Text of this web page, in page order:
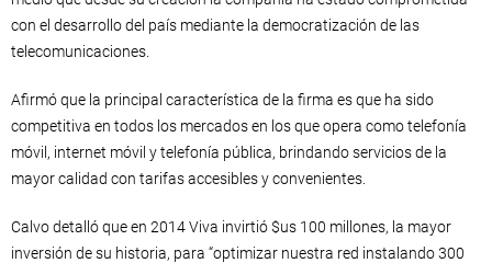
con el desarrollo del país mediante la democratización de las
telecomunicaciones.
Afirmó que la principal característica de la firma es que ha sido
competitiva en todos los mercados en los que opera como telefonía
móvil, internet móvil y telefonía pública, brindando servicios de la
mayor calidad con tarifas accesibles y convenientes.
Calvo detalló que en 2014 Viva invirtió $us 100 millones, la mayor
inversión de su historia, para “optimizar nuestra red instalando 300